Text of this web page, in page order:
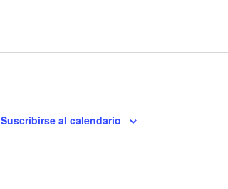
Suscribirse al calendario